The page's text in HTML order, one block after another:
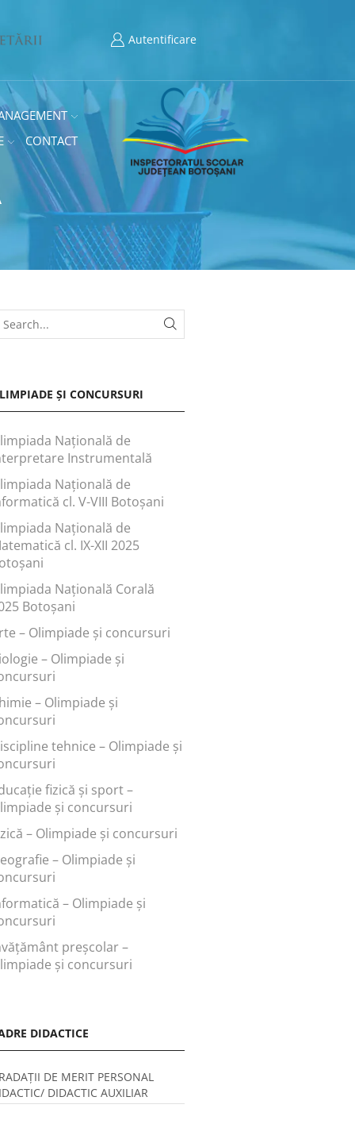
Autentificare
CONTACT
ȘI CONCURSURI
Națională de
Instrumentală
Națională de
cl. V-VIII Botoșani
Națională de
cl. IX-XII 2025
Națională Corală
Botoșani
– Olimpiade și concursuri
– Olimpiade și
– Olimpiade și
tehnice – Olimpiade și
fizică şi sport –
și concursuri
– Olimpiade și concursuri
– Olimpiade și
– Olimpiade și
preşcolar –
și concursuri
DIDACTICE
DE MERIT PERSONAL
DIDACTIC AUXILIAR